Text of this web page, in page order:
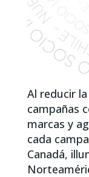
Al reducir
campañas
marcas y
cada
Canadá,